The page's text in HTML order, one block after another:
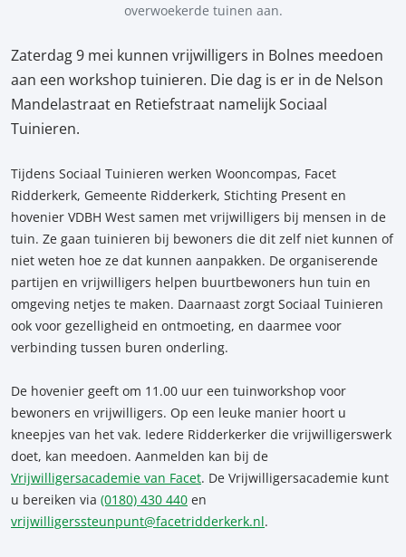
overwoekerde tuinen aan.
Zaterdag 9 mei kunnen vrijwilligers in Bolnes meedoen
aan een workshop tuinieren. Die dag is er in de Nelson
Mandelastraat en Retiefstraat namelijk Sociaal
Tuinieren.
Tijdens Sociaal Tuinieren werken Wooncompas, Facet
Ridderkerk, Gemeente Ridderkerk, Stichting Present en
hovenier VDBH West samen met vrijwilligers bij mensen in de
tuin. Ze gaan tuinieren bij bewoners die dit zelf niet kunnen of
niet weten hoe ze dat kunnen aanpakken. De organiserende
partijen en vrijwilligers helpen buurtbewoners hun tuin en
omgeving netjes te maken. Daarnaast zorgt Sociaal Tuinieren
ook voor gezelligheid en ontmoeting, en daarmee voor
verbinding tussen buren onderling.
De hovenier geeft om 11.00 uur een tuinworkshop voor
bewoners en vrijwilligers. Op een leuke manier hoort u
kneepjes van het vak. Iedere Ridderkerker die vrijwilligerswerk
doet, kan meedoen. Aanmelden kan bij de
Vrijwilligersacademie van Facet. De Vrijwilligersacademie kunt
u bereiken via (0180) 430 440 en
vrijwilligerssteunpunt@facetridderkerk.nl.